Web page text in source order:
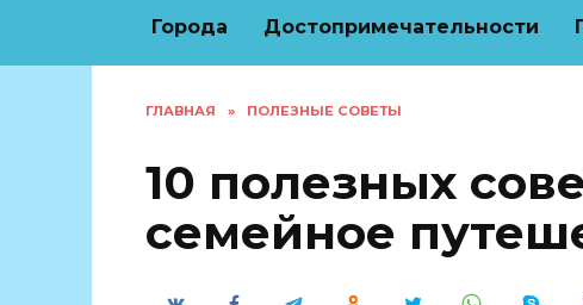
Города Достопримечательности
ГЛАВНАЯ » ПОЛЕЗНЫЕ СОВЕТЫ
10 полезных
семейное